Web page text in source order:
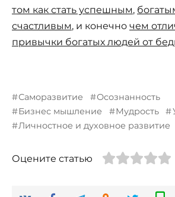
том как стать успешным,
счастливым, и конечно чем
привычки богатых людей от
Саморазвитие
Осознанность
Бизнес мышление
Мудрость
Личностное и духовное развитие
Оцените статью